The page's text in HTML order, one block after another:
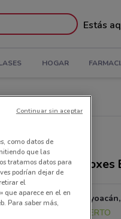
Estás
HOGAR
Tiendas Mail Boxes
Avenida
ABIERTO
como datos de
que las
tratamos datos para
podrían dejar de
el
que aparece en el en
Para saber más,
Continuar sin aceptar